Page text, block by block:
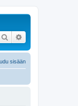
Etsi
sisään